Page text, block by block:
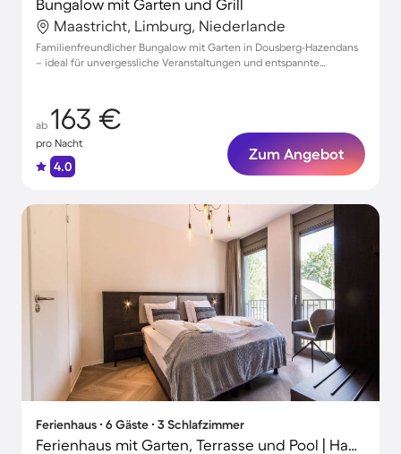
Bungalow mit Garten und Grill
Maastricht, Limburg, Niederlande
Familienfreundlicher Bungalow mit Garten in Dousberg-Hazendans
– ideal für unvergessliche Veranstaltungen und entspannte
ab 163 €
pro Nacht
4.0
Zum Angebot
Ferienhaus ∙ 6 Gäste ∙ 3 Schlafzimmer
Ferienhaus mit Garten, Terrasse und Pool | Haustiere sind willkommen